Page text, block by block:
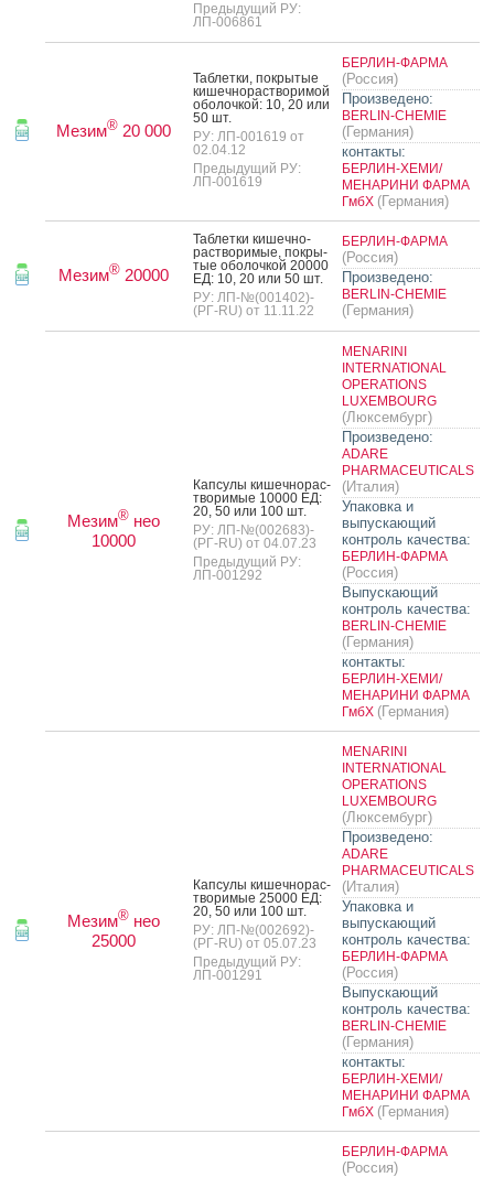
Предыдущий РУ:
ЛП-006861
Мезим® 20 000
Таб­летки, пок­ры­тые
ки­шеч­но­рас­тво­римой
обо­лоч­кой: 10, 20 или
50 шт.
РУ: ЛП-001619 от
02.04.12
Предыдущий РУ:
ЛП-001619
БЕРЛИН-ФАРМА
(Россия)
Произведено:
BERLIN-CHEMIE
(Германия)
контакты:
БЕРЛИН-ХЕМИ/
МЕНАРИНИ ФАРМА
ГмбХ (Германия)
Мезим® 20000
Таб­летки ки­шеч­но­
рас­тво­римые, пок­ры­
тые обо­лоч­кой 20000
ЕД: 10, 20 или 50 шт.
РУ: ЛП-№(001402)-
(РГ-RU) от 11.11.22
БЕРЛИН-ФАРМА
(Россия)
Произведено:
BERLIN-CHEMIE
(Германия)
Мезим® нео
10000
Кап­су­лы ки­шеч­но­рас­
тво­римые 10000 ЕД:
20, 50 или 100 шт.
РУ: ЛП-№(002683)-
(РГ-RU) от 04.07.23
Предыдущий РУ:
ЛП-001292
MENARINI
INTERNATIONAL
OPERATIONS
LUXEMBOURG
(Люксембург)
Произведено:
ADARE
PHARMACEUTICALS
(Италия)
Упаковка и
выпускающий
контроль качества:
БЕРЛИН-ФАРМА
(Россия)
Выпускающий
контроль качества:
BERLIN-CHEMIE
(Германия)
контакты:
БЕРЛИН-ХЕМИ/
МЕНАРИНИ ФАРМА
ГмбХ (Германия)
Мезим® нео
25000
Кап­су­лы ки­шеч­но­рас­
тво­римые 25000 ЕД:
20, 50 или 100 шт.
РУ: ЛП-№(002692)-
(РГ-RU) от 05.07.23
Предыдущий РУ:
ЛП-001291
MENARINI
INTERNATIONAL
OPERATIONS
LUXEMBOURG
(Люксембург)
Произведено:
ADARE
PHARMACEUTICALS
(Италия)
Упаковка и
выпускающий
контроль качества:
БЕРЛИН-ФАРМА
(Россия)
Выпускающий
контроль качества:
BERLIN-CHEMIE
(Германия)
контакты:
БЕРЛИН-ХЕМИ/
МЕНАРИНИ ФАРМА
ГмбХ (Германия)
БЕРЛИН-ФАРМА
(Россия)